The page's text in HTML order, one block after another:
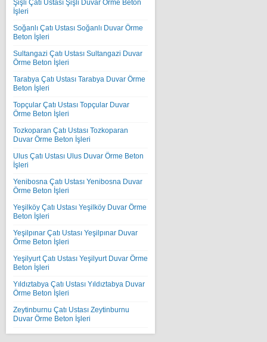
Şişli Çatı Ustası Şişli Duvar Örme Beton
İşleri
Soğanlı Çatı Ustası Soğanlı Duvar Örme
Beton İşleri
Sultangazi Çatı Ustası Sultangazi Duvar
Örme Beton İşleri
Tarabya Çatı Ustası Tarabya Duvar Örme
Beton İşleri
Topçular Çatı Ustası Topçular Duvar
Örme Beton İşleri
Tozkoparan Çatı Ustası Tozkoparan
Duvar Örme Beton İşleri
Ulus Çatı Ustası Ulus Duvar Örme Beton
İşleri
Yenibosna Çatı Ustası Yenibosna Duvar
Örme Beton İşleri
Yeşilköy Çatı Ustası Yeşilköy Duvar Örme
Beton İşleri
Yeşilpınar Çatı Ustası Yeşilpınar Duvar
Örme Beton İşleri
Yeşilyurt Çatı Ustası Yeşilyurt Duvar Örme
Beton İşleri
Yıldıztabya Çatı Ustası Yıldıztabya Duvar
Örme Beton İşleri
Zeytinburnu Çatı Ustası Zeytinburnu
Duvar Örme Beton İşleri